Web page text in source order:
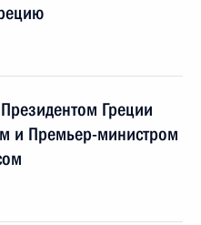
Греции
и Премьер-министром